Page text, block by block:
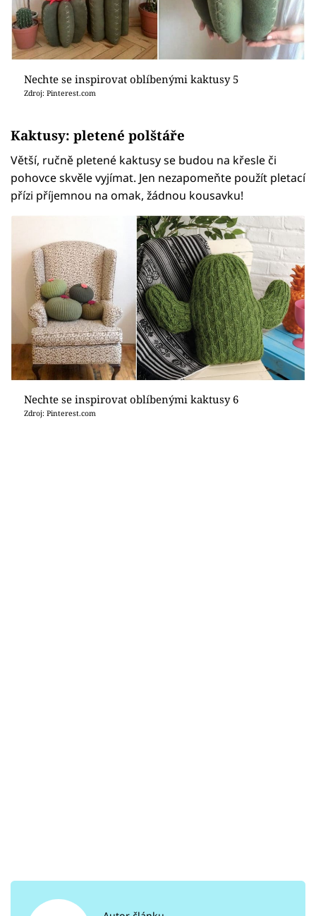
Nechte se inspirovat oblíbenými kaktusy 5
Zdroj: Pinterest.com
Kaktusy: pletené polštáře
Větší, ručně pletené kaktusy se budou na křesle či
pohovce skvěle vyjímat. Jen nezapomeňte použít pletací
přízi příjemnou na omak, žádnou kousavku!
Nechte se inspirovat oblíbenými kaktusy 6
Zdroj: Pinterest.com